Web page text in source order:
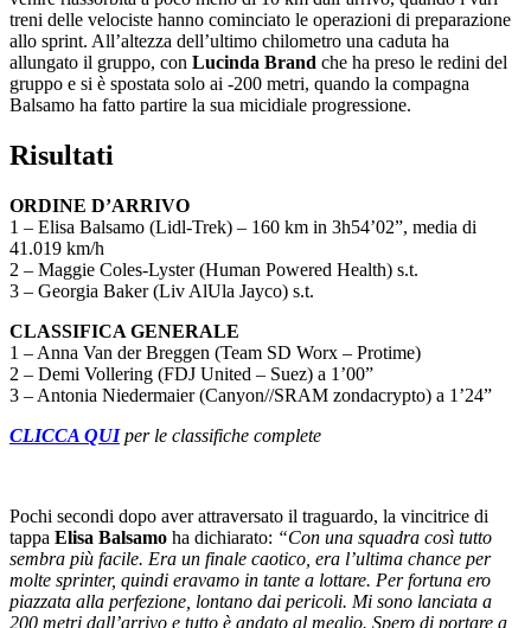
treni delle velociste hanno cominciato le operazioni di preparazione
allo sprint. All’altezza dell’ultimo chilometro una caduta ha
allungato il gruppo, con Lucinda Brand che ha preso le redini del
gruppo e si è spostata solo ai -200 metri, quando la compagna
Balsamo ha fatto partire la sua micidiale progressione.
Risultati
ORDINE D’ARRIVO
1 – Elisa Balsamo (Lidl-Trek) – 160 km in 3h54’02”, media di
41.019 km/h
2 – Maggie Coles-Lyster (Human Powered Health) s.t.
3 – Georgia Baker (Liv AlUla Jayco) s.t.
CLASSIFICA GENERALE
1 – Anna Van der Breggen (Team SD Worx – Protime)
2 – Demi Vollering (FDJ United – Suez) a 1’00”
3 – Antonia Niedermaier (Canyon//SRAM zondacrypto) a 1’24”
CLICCA QUIper le classifiche complete
Pochi secondi dopo aver attraversato il traguardo, la vincitrice di
tappa Elisa Balsamo ha dichiarato: “Con una squadra così tutto
sembra più facile. Era un finale caotico, era l’ultima chance per
molte sprinter, quindi eravamo in tante a lottare. Per fortuna ero
piazzata alla perfezione, lontano dai pericoli. Mi sono lanciata a
200 metri dall’arrivo e tutto è andato al meglio. Spero di portare a